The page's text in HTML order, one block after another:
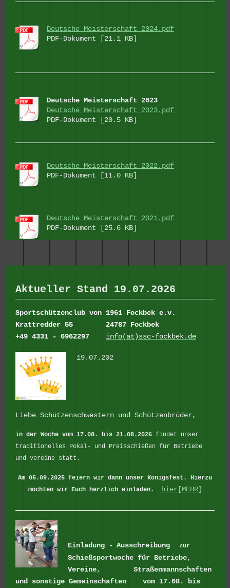
Deutsche Meisterschaft 2024.pdf
PDF-Dokument [21.1 KB]
Deutsche Meisterschaft 2023
Deutsche Meisterschaft 2023.pdf
PDF-Dokument [20.5 KB]
Deutsche Meisterschaft 2022.pdf
PDF-Dokument [11.0 KB]
Deutsche Meisterschaft 2021.pdf
PDF-Dokument [25.6 KB]
Aktueller Stand 19.07.2026
Sportschützenclub von 1961 Fockbek e.v.
Krattredder 55
24787 Fockbek
+49 4331 - 6962297
info(at)ssc-fockbek.de
19.07.202
Liebe Schützenschwestern und Schützenbrüder,
in der Woche vom 17.08. bis 21.08.2026 findet unser
traditionelles Pokal- und Preisschießen für Betriebe
und Vereine statt.
Am 05.09.2025 feiern wir dann unser Königsfest. Hierzu
möchten wir Euch herzlich einladen.
hier[MEHR]
Einladung - Ausschreibung zur
Schießsportwoche für Betriebe,
Vereine, Straßenmannschaften
und sonstige Gemeinschaften
vom 17.08. bis